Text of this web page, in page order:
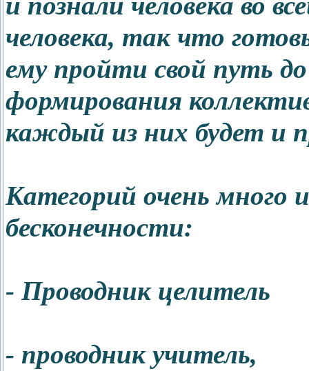
человека, так что
ему пройти свой путь до
формирования
каждый из них будет и
Категорий очень много
бесконечности:
- Проводник целитель
- проводник учитель,